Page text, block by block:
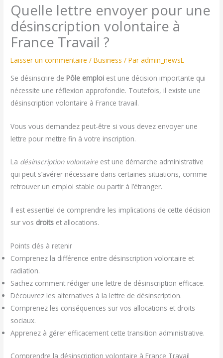
Quelle lettre envoyer pour une
désinscription volontaire à
France Travail ?
Laisser un commentaire /Business / Paradmin_newsL
Se désinscrire de Pôle emploi est une décision importante qui
nécessite une réflexion approfondie. Toutefois, il existe une
désinscription volontaire à France travail.
Vous vous demandez peut-être si vous devez envoyer une
lettre pour mettre fin à votre inscription.
La désinscription volontaire est une démarche administrative
qui peut s’avérer nécessaire dans certaines situations, comme
retrouver un emploi stable ou partir à l’étranger.
Il est essentiel de comprendre les implications de cette décision
sur vos droits et allocations.
Points clés à retenir
Comprenez la différence entre désinscription volontaire et
radiation.
Sachez comment rédiger une lettre de désinscription efficace.
Découvrez les alternatives à la lettre de désinscription.
Comprenez les conséquences sur vos allocations et droits
sociaux.
Apprenez à gérer efficacement cette transition administrative.
Comprendre la désinscription volontaire à France Travail